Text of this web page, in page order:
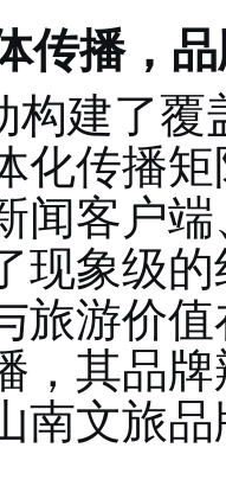
传播，
构建了覆
化传播
闻客户
现象级
旅游价
，其品
南文旅